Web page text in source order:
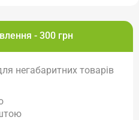
- 300 грн
негабаритних товарів